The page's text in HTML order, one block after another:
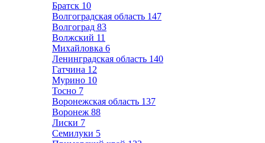
Братск 10
Волгоградская область 147
Волгоград 83
Волжский 11
Михайловка 6
Ленинградская область 140
Гатчина 12
Мурино 10
Тосно 7
Воронежская область 137
Воронеж 88
Лиски 7
Семилуки 5